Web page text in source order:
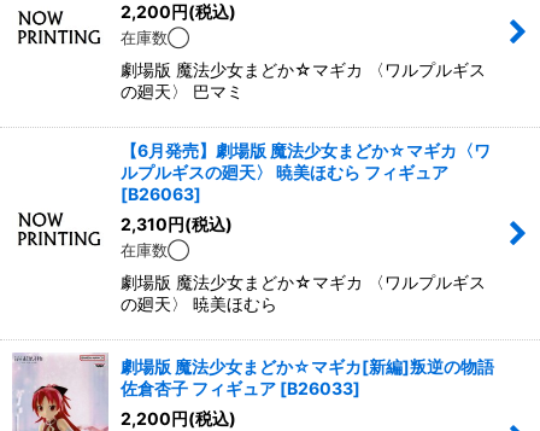
絞り込む
2,200円(税込)
在庫数◯
劇場版 魔法少女まどか☆マギカ 〈ワルプルギス
の廻天〉 巴マミ
【6月発売】劇場版 魔法少女まどか☆マギカ〈ワ
ルプルギスの廻天〉 暁美ほむら フィギュア
[B26063]
2,310円(税込)
在庫数◯
劇場版 魔法少女まどか☆マギカ 〈ワルプルギス
の廻天〉 暁美ほむら
劇場版 魔法少女まどか☆マギカ[新編]叛逆の物語
佐倉杏子 フィギュア [B26033]
2,200円(税込)